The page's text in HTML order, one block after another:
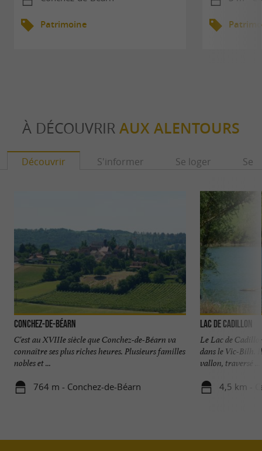
Patrimoine
À DÉCOUVRIR AUX ALENTOURS
Découvrir S'informer Se loger Se
Conchez-de-Béarn
C'est au XVIIIe siècle que Conchez-de-Béarn va
connaître ses plus riches heures. Plusieurs familles
nobles et ...
764 m - Conchez-de-Béarn
Lac de Cadillon
Le Lac de
dans le Vic-Bilh.
vallon, traversé ...
4,5 km -